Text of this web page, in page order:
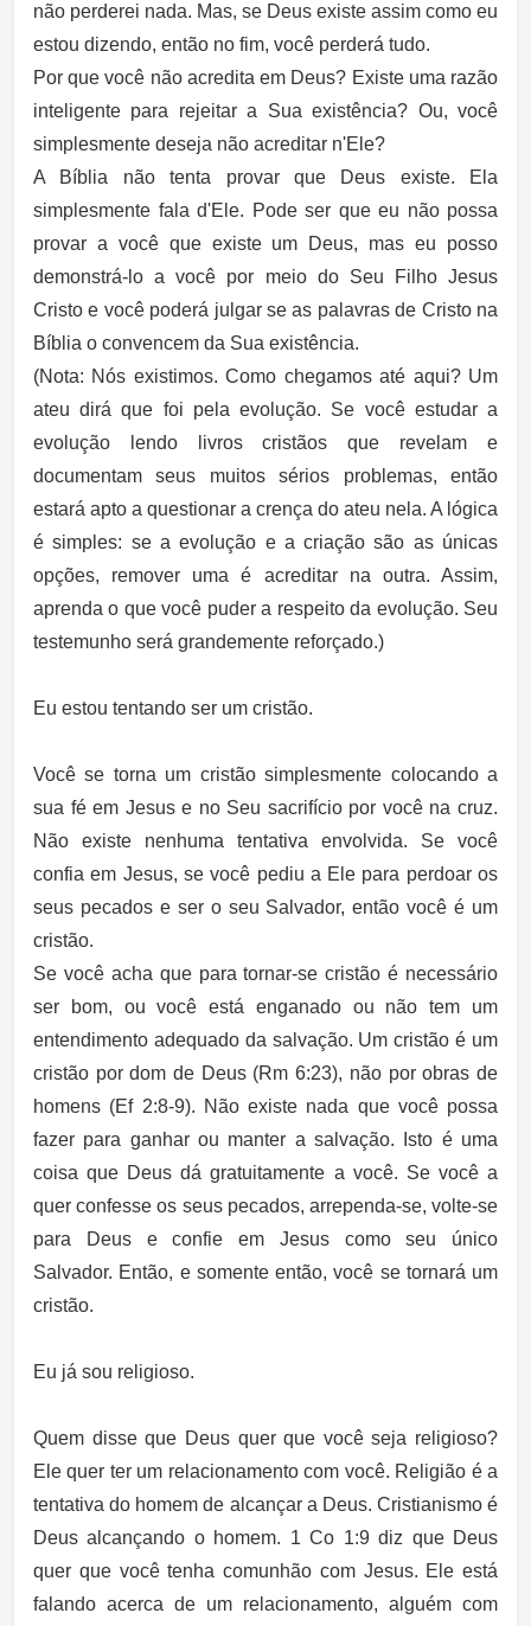
não perderei nada. Mas, se Deus existe assim como eu
estou dizendo, então no fim, você perderá tudo.
Por que você não acredita em Deus? Existe uma razão
inteligente para rejeitar a Sua existência? Ou, você
simplesmente deseja não acreditar n'Ele?
A Bíblia não tenta provar que Deus existe. Ela
simplesmente fala d'Ele. Pode ser que eu não possa
provar a você que existe um Deus, mas eu posso
demonstrá-lo a você por meio do Seu Filho Jesus
Cristo e você poderá julgar se as palavras de Cristo na
Bíblia o convencem da Sua existência.
(Nota: Nós existimos. Como chegamos até aqui? Um
ateu dirá que foi pela evolução. Se você estudar a
evolução lendo livros cristãos que revelam e
documentam seus muitos sérios problemas, então
estará apto a questionar a crença do ateu nela. A lógica
é simples: se a evolução e a criação são as únicas
opções, remover uma é acreditar na outra. Assim,
aprenda o que você puder a respeito da evolução. Seu
testemunho será grandemente reforçado.)
Eu estou tentando ser um cristão.
Você se torna um cristão simplesmente colocando a
sua fé em Jesus e no Seu sacrifício por você na cruz.
Não existe nenhuma tentativa envolvida. Se você
confia em Jesus, se você pediu a Ele para perdoar os
seus pecados e ser o seu Salvador, então você é um
cristão.
Se você acha que para tornar-se cristão é necessário
ser bom, ou você está enganado ou não tem um
entendimento adequado da salvação. Um cristão é um
cristão por dom de Deus (Rm 6:23), não por obras de
homens (Ef 2:8-9). Não existe nada que você possa
fazer para ganhar ou manter a salvação. Isto é uma
coisa que Deus dá gratuitamente a você. Se você a
quer confesse os seus pecados, arrependa-se, volte-se
para Deus e confie em Jesus como seu único
Salvador. Então, e somente então, você se tornará um
cristão.
Eu já sou religioso.
Quem disse que Deus quer que você seja religioso?
Ele quer ter um relacionamento com você. Religião é a
tentativa do homem de alcançar a Deus. Cristianismo é
Deus alcançando o homem. 1 Co 1:9 diz que Deus
quer que você tenha comunhão com Jesus. Ele está
falando acerca de um relacionamento, alguém com